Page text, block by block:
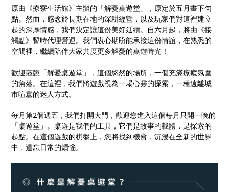
原由《療寮生活館》主辦的「解憂桌遊堂」，原定於五月畫下句
點。然而，感念於長期在地的深耕經營，以及玩家們對這裡建立
起的深厚情感，我們決定讓這份美好延續。自六月起，將由《接
觸點》暫時代理營運。我們衷心期盼能承接這份情誼，在熟悉的
空間裡，繼續陪伴大家共度更多解憂的桌遊時光！
歡迎蒞臨「解憂桌遊堂」，這個悠然的場所，一個充滿療癒氛圍
的角落。在這裡，我們將遊戲視為一場心靈的探索，一種遠離城
市喧囂的迷人方式。
每月第2個週五，我們打開大門，歡迎您進入這個每月只開一晚的
「桌遊堂」。桌遊是我們的工具，它們是故事的載體，是探索的
起點。在這個遊戲的棋盤上，您將找到機會，沉浸在全新的世界
中，遺忘日常的煩惱。